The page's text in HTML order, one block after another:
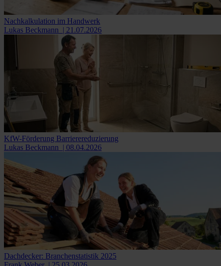
Nachkalkulation im Handwerk
Lukas Beckmann
| 21.07.2026
KfW-Förderung Barrierereduzierung
Lukas Beckmann | 08.04.2026
Dachdecker: Branchenstatistik 2025